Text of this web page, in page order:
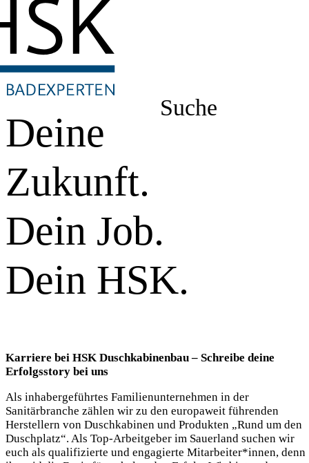
Suche
Deine
Zukunft.
Dein Job.
Dein HSK.
Karriere bei HSK Duschkabinenbau – Schreibe deine
Erfolgsstory bei uns
Als inhabergeführtes Familienunternehmen in der
Sanitärbranche zählen wir zu den europaweit führenden
Herstellern von Duschkabinen und Produkten „Rund um den
Duschplatz“. Als Top-Arbeitgeber im Sauerland suchen wir
euch als qualifizierte und engagierte Mitarbeiter*innen, denn